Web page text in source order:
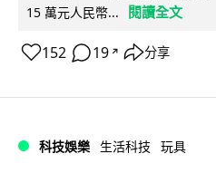
15 萬元人民幣...
閱讀全文
152 19 ↗ 分享
科技娛樂 生活科技 玩具